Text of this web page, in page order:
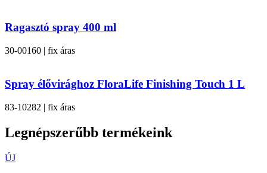
Ragasztó spray 400 ml
30-00160 | fix áras
Spray élővirághoz FloraLife Finishing Touch 1 L
83-10282 | fix áras
Legnépszerűbb termékeink
ÚJ